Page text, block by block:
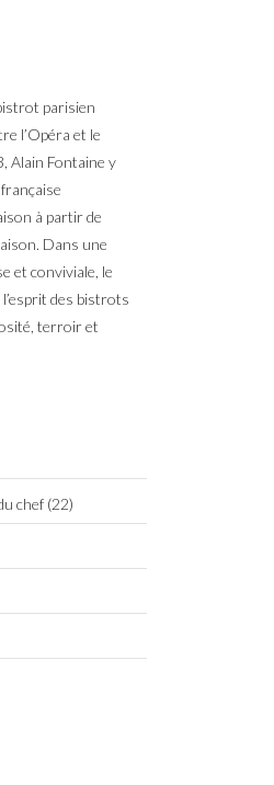
parisien
l’Opéra et le
Alain Fontaine y
à partir de
Dans une
et conviviale, le
des bistrots
terroir et
chef (22)